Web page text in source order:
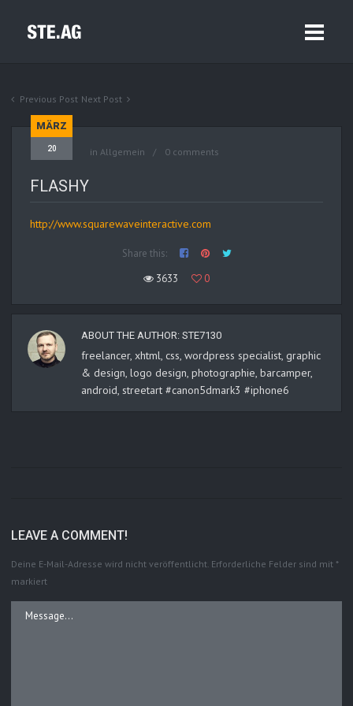
Previous Post Next Post
MÄRZ
20 in Allgemein 0 comments
FLASHY
http://www.squarewaveinteractive.com
Share this:
3633
0
ABOUT THE AUTHOR: STE7130
freelancer, xhtml, css, wordpress specialist, graphic
& design, logo design, photographie, barcamper,
android, streetart #canon5dmark3 #iphone6
LEAVE A COMMENT!
Deine E-Mail-Adresse wird nicht veröffentlicht. Erforderliche Felder sind mit *
markiert